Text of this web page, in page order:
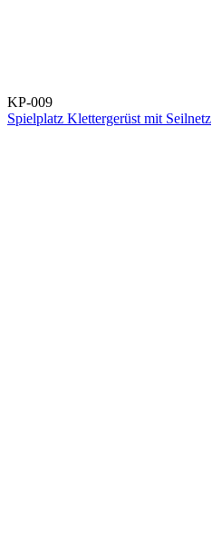
KP-009
Spielplatz Klettergerüst mit Seilnetz